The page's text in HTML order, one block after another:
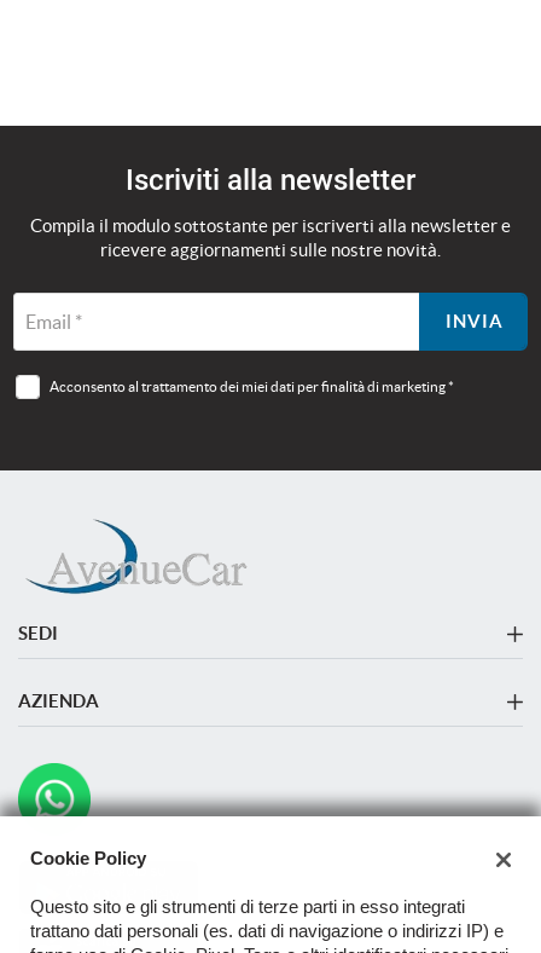
Iscriviti alla newsletter
Compila il modulo sottostante per iscriverti alla newsletter e
ricevere aggiornamenti sulle nostre novità.
Email * INVIA
Acconsento al trattamento dei miei dati per finalità di marketing *
SEDI
AZIENDA
Contatti
Cookie Policy
Questo sito e gli strumenti di terze parti in esso integrati
trattano dati personali (es. dati di navigazione o indirizzi IP) e